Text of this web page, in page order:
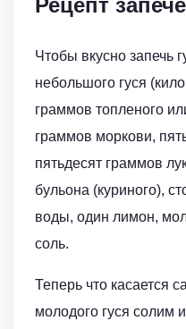
Чтобы вкусно запечь
небольшого гуся
граммов топленого
граммов моркови,
пятьдесят граммов
бульона (куриного),
воды, один лимон,
соль.
Теперь что касается
молодого гуся солим